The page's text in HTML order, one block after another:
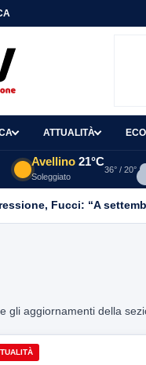
ATTUALITÀ
Avellino 21°C
Soleggiato
36° / 20°
Fucci: “A
gli aggiornamenti della